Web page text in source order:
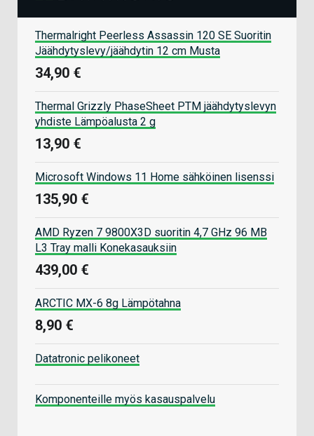
Thermalright Peerless Assassin 120 SE Suoritin
Jäähdytyslevy/jäähdytin 12 cm Musta
34,90 €
Thermal Grizzly PhaseSheet PTM jäähdytyslevyn
yhdiste Lämpöalusta 2 g
13,90 €
Microsoft Windows 11 Home sähköinen lisenssi
135,90 €
AMD Ryzen 7 9800X3D suoritin 4,7 GHz 96 MB
L3 Tray malli Konekasauksiin
439,00 €
ARCTIC MX-6 8g Lämpötahna
8,90 €
Datatronic pelikoneet
Komponenteille myös kasauspalvelu